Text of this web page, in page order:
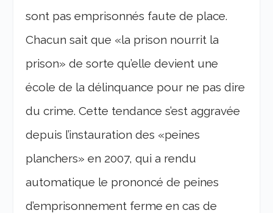
sont pas emprisonnés faute de place.
Chacun sait que «la prison nourrit la
prison» de sorte qu’elle devient une
école de la délinquance pour ne pas dire
du crime. Cette tendance s’est aggravée
depuis l’instauration des «peines
planchers» en 2007, qui a rendu
automatique le prononcé de peines
d’emprisonnement ferme en cas de